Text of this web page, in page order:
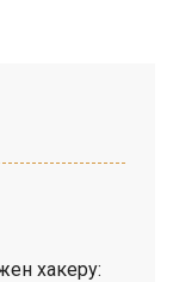
хакеру: